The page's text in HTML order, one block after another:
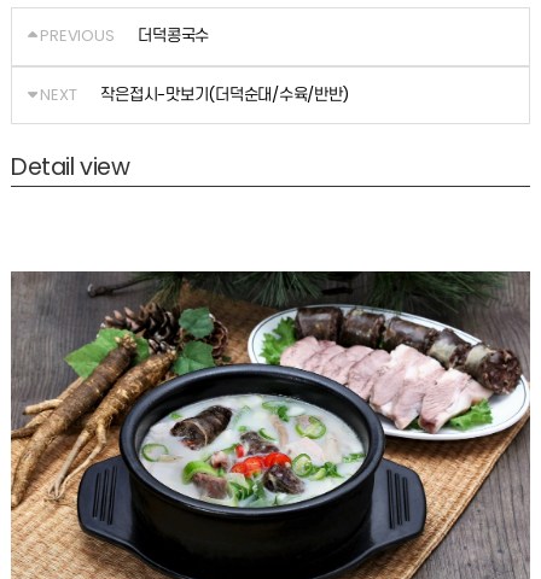
PREVIOUS 더덕콩국수
NEXT 작은접시-맛보기(더덕순대/수육/반반)
Detail view